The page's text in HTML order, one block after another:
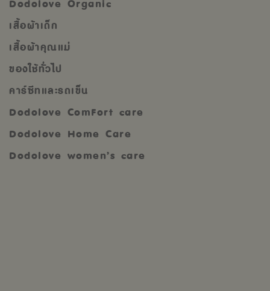
Dodolove Organic
เสื้อผ้าเด็ก
เสื้อผ้าคุณแม่
ของใช้ทั่วไป
คาร์ซีทและรถเข็น
Dodolove ComFort care
Dodolove Home Care
Dodolove women’s care